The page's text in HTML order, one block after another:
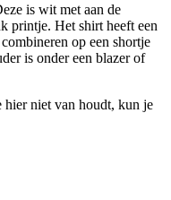
is wit met aan de
printje. Het shirt heeft een
op een shortje
is onder een blazer of
niet van houdt, kun je